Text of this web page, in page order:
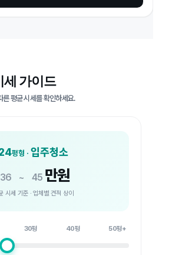
세 가이드
평균 시세를 확인하세요.
평형 ·입주청소
36 ~ 45 만원
시세 기준 · 업체별 견적 상이
30평 40평 50평+